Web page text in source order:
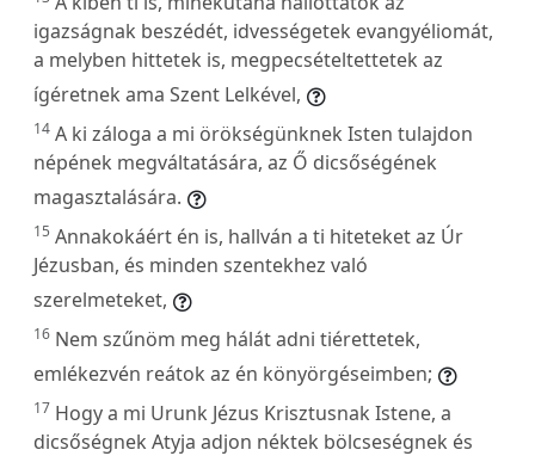
igazságnak beszédét, idvességetek evangyéliomát,
a melyben hittetek is, megpecsételtettetek az
ígéretnek ama Szent Lelkével,
14 A ki záloga a mi örökségünknek Isten tulajdon
népének megváltatására, az Ő dicsőségének
magasztalására.
15 Annakokáért én is, hallván a ti hiteteket az Úr
Jézusban, és minden szentekhez való
szerelmeteket,
16 Nem szűnöm meg hálát adni tiérettetek,
emlékezvén reátok az én könyörgéseimben;
17 Hogy a mi Urunk Jézus Krisztusnak Istene, a
dicsőségnek Atyja adjon néktek bölcseségnek és